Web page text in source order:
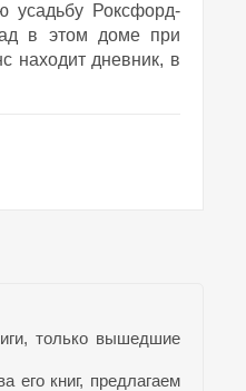
усадьбу Роксфорд-
в этом доме при
находит дневник, в
только вышедшие
его книг, предлагаем